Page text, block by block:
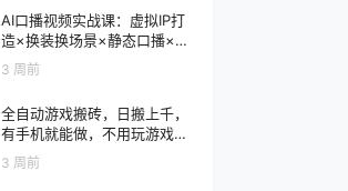
AI口播视频实战课：虚拟IP打
造×换装换场景×静态口播×行
走带货×双人访谈，不用真人
出镜快速落地
3 周前
全自动游戏搬砖，日搬上千，
有手机就能做，不用玩游戏，
每天仅需10分钟
3 周前